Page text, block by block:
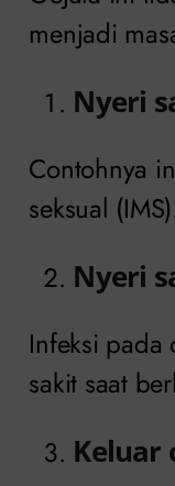
menjadi
Nyeri
Contohnya
seksual
Nyeri
Infeksi pada
sakit saat
Keluar